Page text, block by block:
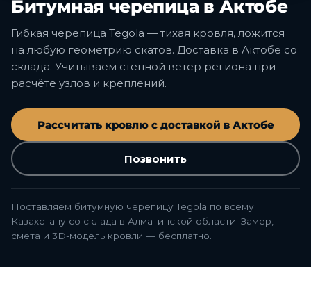
Битумная черепица в Актобе
Гибкая черепица Tegola — тихая кровля, ложится
на любую геометрию скатов. Доставка в Актобе со
склада. Учитываем степной ветер региона при
расчёте узлов и креплений.
Рассчитать кровлю с доставкой в Актобе
Позвонить
Поставляем битумную черепицу Tegola по всему
Казахстану со склада в Алматинской области. Замер,
смета и 3D-модель кровли — бесплатно.